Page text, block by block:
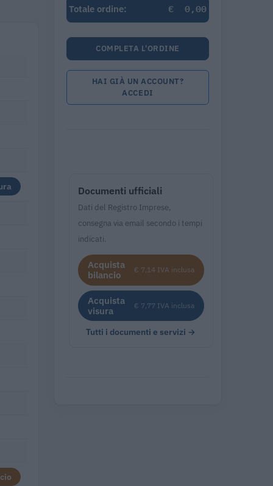
Totale ordine:
€ 0,00
COMPLETA L'ORDINE
HAI GIÀ UN ACCOUNT?
ACCEDI
Documenti ufficiali
Dati del Registro Imprese,
consegna via email secondo i tempi
indicati.
Acquista
bilancio
€ 7,14 IVA inclusa
Acquista
visura
€ 7,77 IVA inclusa
Tutti i documenti e servizi →